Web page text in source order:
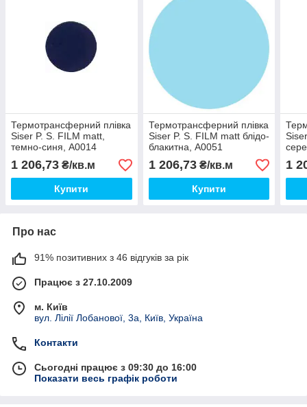
Термотрансферний плівка
Siser P. S. FILM matt,
темно-синя, А0014
1 206,73 ₴/кв.м
Купити
Термотрансферний плівка
Siser P. S. FILM matt блідо-
блакитна, А0051
1 206,73₴/кв.м
Купити
1
Про нас
91% позитивних з 46 відгуків за рік
Працює з 27.10.2009
м. Київ
вул. Лілії Лобанової, 3а, Київ, Україна
Контакти
Сьогодні працює з 09:30 до 16:00
Показати весь графік роботи